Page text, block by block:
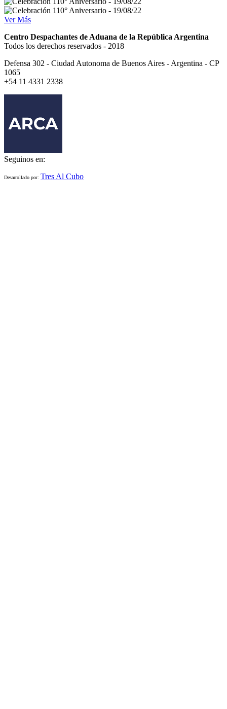
Ver Más
Centro Despachantes de Aduana de la República Argentina
Todos los derechos reservados - 2018
Defensa 302 - Ciudad Autonoma de Buenos Aires - Argentina - CP
1065
+54 11 4331 2338
Seguinos en:
Desarrollado por: Tres Al Cubo